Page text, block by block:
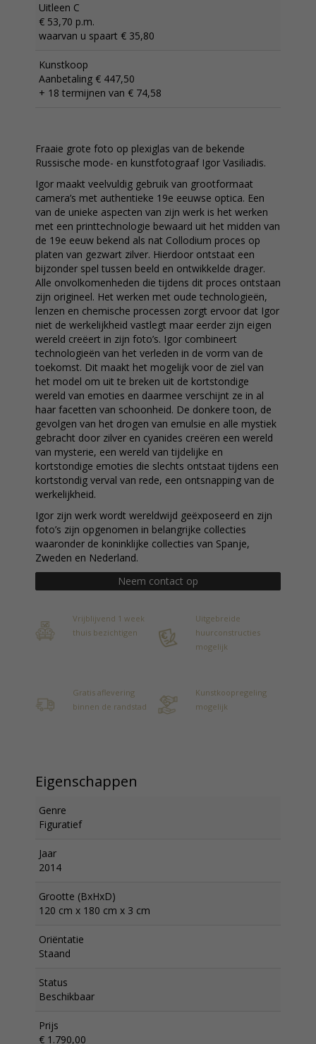
Uitleen C
€ 53,70 p.m.
waarvan u spaart € 35,80
Kunstkoop
Aanbetaling € 447,50
+ 18 termijnen van € 74,58
Fraaie grote foto op plexiglas van de bekende
Russische mode- en kunstfotograaf Igor Vasiliadis.
Igor maakt veelvuldig gebruik van grootformaat
camera’s met authentieke 19e eeuwse optica. Een
van de unieke aspecten van zijn werk is het werken
met een printtechnologie bewaard uit het midden van
de 19e eeuw bekend als nat Collodium proces op
platen van gezwart zilver. Hierdoor ontstaat een
bijzonder spel tussen beeld en ontwikkelde drager.
Alle onvolkomenheden die tijdens dit proces ontstaan
zijn origineel. Het werken met oude technologieën,
lenzen en chemische processen zorgt ervoor dat Igor
niet de werkelijkheid vastlegt maar eerder zijn eigen
wereld creëert in zijn foto’s. Igor combineert
technologieën van het verleden in de vorm van de
toekomst. Dit maakt het mogelijk voor de ziel van
het model om uit te breken uit de kortstondige
wereld van emoties en daarmee verschijnt ze in al
haar facetten van schoonheid. De donkere toon, de
gevolgen van het drogen van emulsie en alle mystiek
gebracht door zilver en cyanides creëren een wereld
van mysterie, een wereld van tijdelijke en
kortstondige emoties die slechts ontstaat tijdens een
kortstondig verval van rede, een ontsnapping van de
werkelijkheid.
Igor zijn werk wordt wereldwijd geëxposeerd en zijn
foto’s zijn opgenomen in belangrijke collecties
waaronder de koninklijke collecties van Spanje,
Zweden en Nederland.
Neem contact op
Vrijblijvend 1 week
thuis bezichtigen
Uitgebreide
huurconstructies
mogelijk
Gratis aflevering
binnen de randstad
Kunstkoopregeling
mogelijk
Eigenschappen
Genre
Figuratief
Jaar
2014
Grootte (BxHxD)
120 cm x 180 cm x 3 cm
Oriëntatie
Staand
Status
Beschikbaar
Prijs
€ 1.790,00